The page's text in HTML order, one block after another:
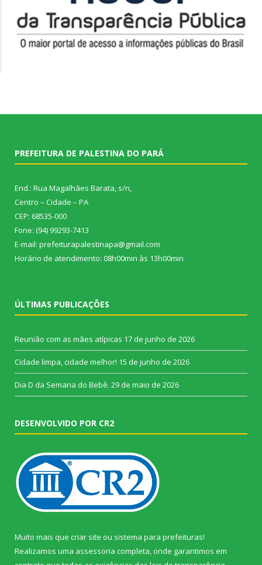
PREFEITURA DE PALESTINA DO PARÁ
End.: Rua Magalhães Barata, s/n,
Centro – Cidade – PA
CEP: 68535-000
Fone: (94) 99293-7413
E-mail: prefeiturapalestinapa@gmail.com
Horário de atendimento: 08h00min às 13h00min
ÚLTIMAS PUBLICAÇÕES
Reunião com as mães atípicas 17 de junho de 2026
Cidade limpa, cidade melhor! 15 de junho de 2026
Dia D da Semana do Bebê. 29 de maio de 2026
DESENVOLVIDO POR CR2
Muito mais que criar site ou sistema para prefeituras!
Realizamos uma assessoria completa, onde garantimos em